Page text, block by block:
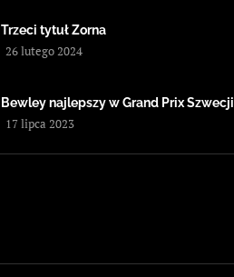
Trzeci tytuł Zorna
26 lutego 2024
Bewley najlepszy w Grand Prix Szwecji
17 lipca 2023